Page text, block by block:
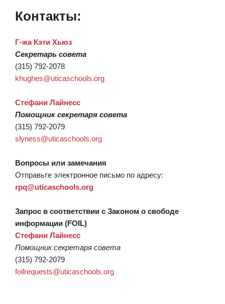
Контакты:
Г-жа Кэти Хьюз
Секретарь совета
(315) 792-2078
khughes@uticaschools.org
Стефани Лайнесс
Помощник секретаря совета
(315) 792-2079
slyness@uticaschools.org
Вопросы или замечания
Отправьте электронное письмо по адресу:
rpq@uticaschools.org
Запрос в соответствии с Законом о свободе
информации (FOIL)
Стефани Лайнесс
Помощник секретаря совета
(315) 792-2079
foilrequests@uticaschools.org